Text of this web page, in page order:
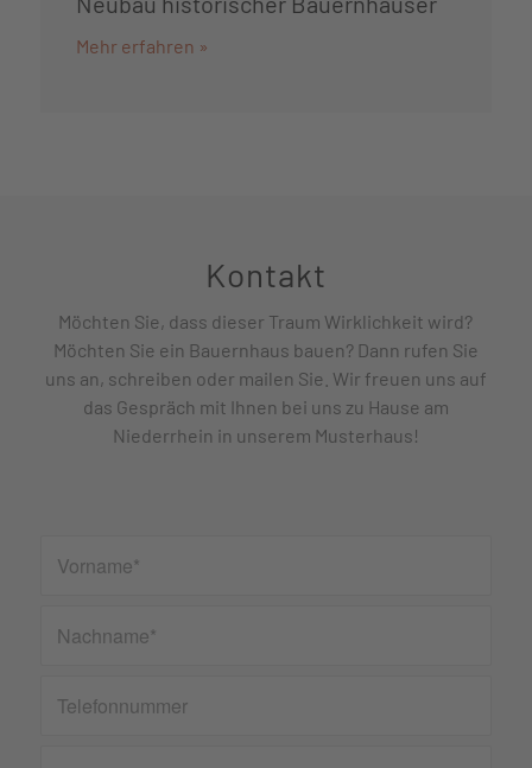
Mehr erfahren »
Kontakt
Möchten Sie, dass dieser Traum Wirklichkeit wird?
Möchten Sie ein Bauernhaus bauen? Dann rufen Sie
uns an, schreiben oder mailen Sie. Wir freuen uns auf
das Gespräch mit Ihnen bei uns zu Hause am
Niederrhein in unserem Musterhaus!